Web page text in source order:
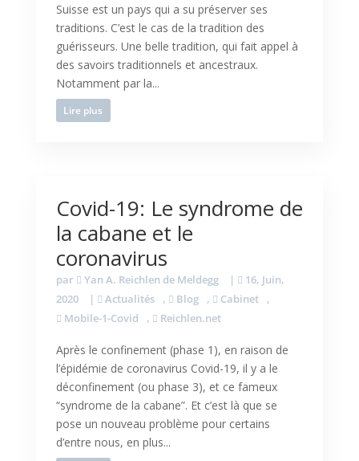
Suisse est un pays qui a su préserver ses
traditions. C’est le cas de la tradition des
guérisseurs. Une belle tradition, qui fait appel à
des savoirs traditionnels et ancestraux.
Notamment par la...
Lire plus
Covid-19: Le syndrome de
la cabane et le
coronavirus
par Yan A. Reichlen de Meldegg |
16, Juin,
2020
| Actualités , Blog , Cabinet
,
Mobile-1-Covid
, Reichlen.net
Après le confinement (phase 1), en raison de
l’épidémie de coronavirus Covid-19, il y a le
déconfinement (ou phase 3), et ce fameux
“syndrome de la cabane”. Et c’est là que se
pose un nouveau problème pour certains
d’entre nous, en plus...